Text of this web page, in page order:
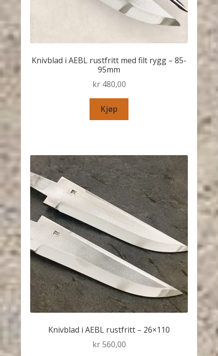
Knivblad i AEBL rustfritt med filt rygg – 85-
95mm
kr480,00
Kjøp
Knivblad i AEBL rustfritt – 26×110
kr560,00